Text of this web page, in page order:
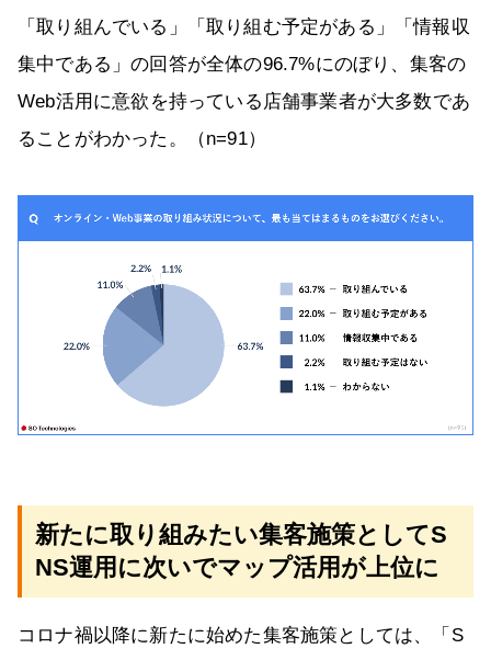
「取り組んでいる」「取り組む予定がある」「情報収
集中である」の回答が全体の96.7%にのぼり、集客の
Web活用に意欲を持っている店舗事業者が大多数であ
ることがわかった。（n=91）
新たに取り組みたい集客施策としてS
NS運用に次いでマップ活用が上位に
コロナ禍以降に新たに始めた集客施策としては、「S